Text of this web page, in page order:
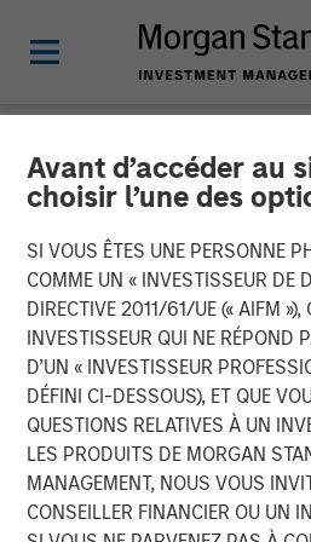
Avant d’accéder au
choisir l’une des
SI VOUS ÊTES UNE PERSONNE
COMME UN « INVESTISSEUR DE
DIRECTIVE 2011/61/UE (« AIFM »),
INVESTISSEUR QUI NE RÉPOND
D’UN « INVESTISSEUR
DÉFINI CI-DESSOUS), ET QUE
QUESTIONS RELATIVES À UN
LES PRODUITS DE MORGAN
MANAGEMENT, NOUS VOUS
CONSEILLER FINANCIER OU UN
NEWSROOM
Durango
Announces
Refinancing to
Construction of
Landing Gas
Complex